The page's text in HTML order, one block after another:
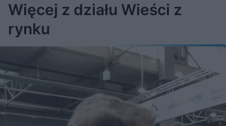
Więcej z działu Wieści z
rynku